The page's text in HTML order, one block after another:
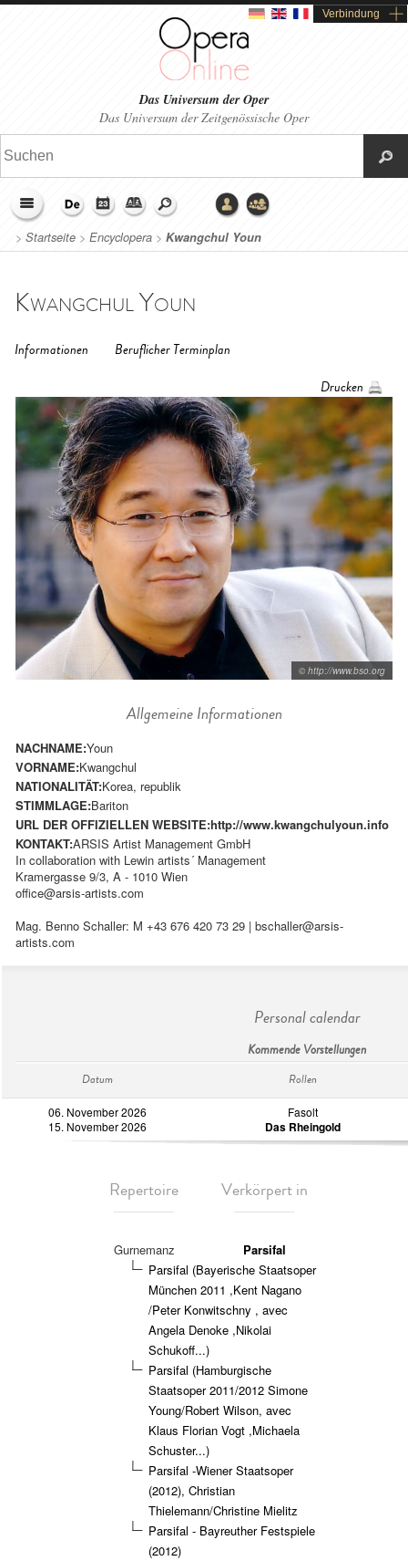
Verbindung
Das Universum der Oper
Das Universum der Zeitgenössische Oper
> Startseite > Encyclopera > Kwangchul Youn
Kwangchul Youn
Informationen
Beruflicher Terminplan
Drucken
© http://www.bso.org
Allgemeine Informationen
NACHNAME:Youn
VORNAME:Kwangchul
NATIONALITÄT:Korea, republik
STIMMLAGE:Bariton
URL DER OFFIZIELLEN WEBSITE:http://www.kwangchulyoun.info
KONTAKT:ARSIS Artist Management GmbH
In collaboration with Lewin artists´ Management
Kramergasse 9/3, A - 1010 Wien
office@arsis-artists.com
Mag. Benno Schaller: M +43 676 420 73 29 | bschaller@arsis-
artists.com
Personal calendar
Kommende Vorstellungen
Datum Rollen
06. November 2026
15. November 2026
Fasolt
Das Rheingold
Repertoire Verkörpert in
Gurnemanz
Parsifal
Parsifal (Bayerische Staatsoper
München 2011 ,Kent Nagano
/Peter Konwitschny , avec
Angela Denoke ,Nikolai
Schukoff...)
Parsifal (Hamburgische
Staatsoper 2011/2012 Simone
Young/Robert Wilson, avec
Klaus Florian Vogt ,Michaela
Schuster...)
Parsifal -Wiener Staatsoper
(2012), Christian
Thielemann/Christine Mielitz
Parsifal - Bayreuther Festspiele
(2012)